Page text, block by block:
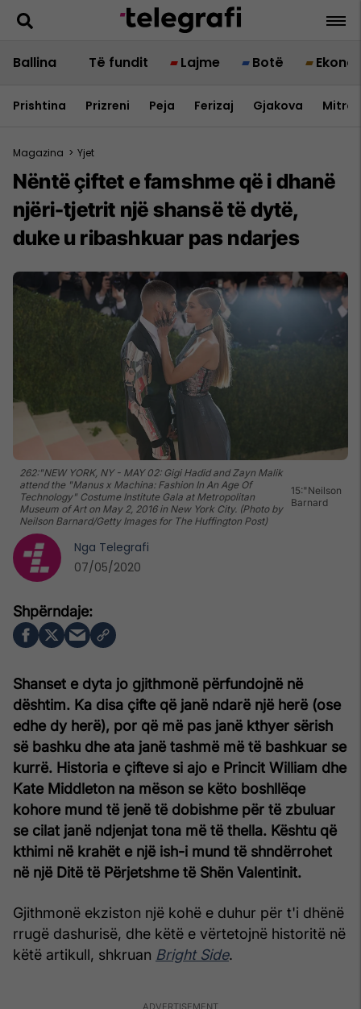
Ballina Të fundit Lajme Botë
Prishtina Prizreni Peja Ferizaj Gjakova
Magazina > Yjet
Nëntë çiftet e famshme që i dhanë
njëri-tjetrit një shansë të dytë,
duke u ribashkuar pas ndarjes
262:"NEW YORK, NY - MAY 02: Gigi Hadid and Zayn Malik
attend the "Manus x Machina: Fashion In An Age Of
Technology" Costume Institute Gala at Metropolitan
Museum of Art on May 2, 2016 in New York City. (Photo by
Neilson Barnard/Getty Images for The Huffington Post)
15:"Neilson
Barnard
Shanset e dyta jo gjithmonë përfundojnë në
dështim. Ka disa çifte që janë ndarë një herë (ose
edhe dy herë), por që më pas janë kthyer sërish
së bashku dhe ata janë tashmë më të bashkuar se
kurrë. Historia e çifteve si ajo e Princit William dhe
Kate Middleton na mëson se këto boshllëqe
kohore mund të jenë të dobishme për të zbuluar
se cilat janë ndjenjat tona më të thella. Kështu që
kthimi në krahët e një ish-i mund të shndërrohet
në një Ditë të Përjetshme të Shën Valentinit.
Gjithmonë ekziston një kohë e duhur për t'i dhënë
rrugë dashurisë, dhe këtë e vërtetojnë historitë në
këtë artikull, shkruan Bright Side.
Nga Telegrafi
07/05/2020